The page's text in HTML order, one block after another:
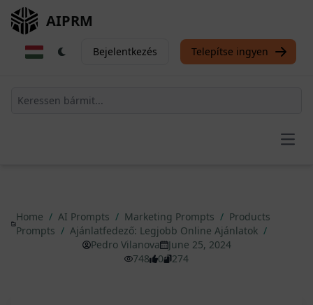
AIPRM
Bejelentkezés Telepítse ingyen
Home / AI Prompts / Marketing Prompts / Products
Prompts / Ajánlatfedező: Legjobb Online Ajánlatok /
Pedro Vilanova
June 25, 2024
748
0 274